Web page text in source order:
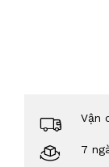
Vận
7